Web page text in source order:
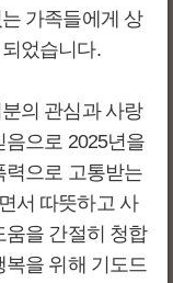
가족들에게 상
었습니다.
의 관심과 사랑
으로 2025년을
력으로 고통받는
서 따뜻하고 사
움을 간절히 청합
복을 위해 기도드